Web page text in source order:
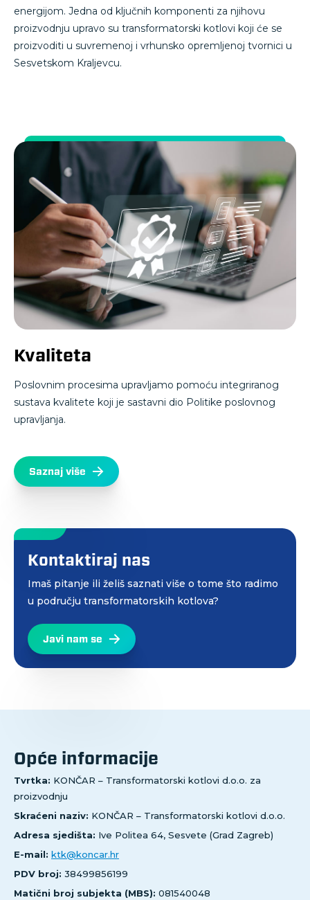
energijom. Jedna od ključnih komponenti za njihovu
proizvodnju upravo su transformatorski kotlovi koji će se
proizvoditi u suvremenoj i vrhunsko opremljenoj tvornici u
Sesvetskom Kraljevcu.
Kvaliteta
Poslovnim procesima upravljamo pomoću integriranog
sustava kvalitete koji je sastavni dio Politike poslovnog
upravljanja.
Saznaj više
Kontaktiraj nas
Imaš pitanje ili želiš saznati više o tome što radimo
u području transformatorskih kotlova?
Javi nam se
Opće informacije
Tvrtka: KONČAR – Transformatorski kotlovi d.o.o. za
proizvodnju
Skraćeni naziv: KONČAR – Transformatorski kotlovi d.o.o.
Adresa sjedišta: Ive Politea 64, Sesvete (Grad Zagreb)
E-mail: ktk@koncar.hr
PDV broj: 38499856199
Matični broj subjekta (MBS): 081540048